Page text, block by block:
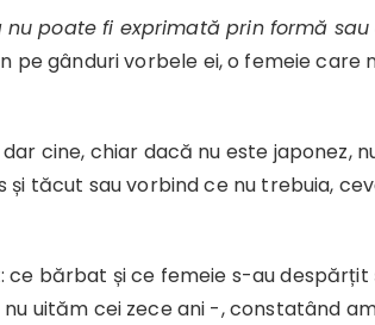
nu poate fi exprimată prin formă
pe gânduri vorbele ei, o femeie care
cine, chiar dacă nu este japonez,
tăcut sau vorbind ce nu trebuia,
ce bărbat și ce femeie s-au
uităm cei zece ani -, constatând